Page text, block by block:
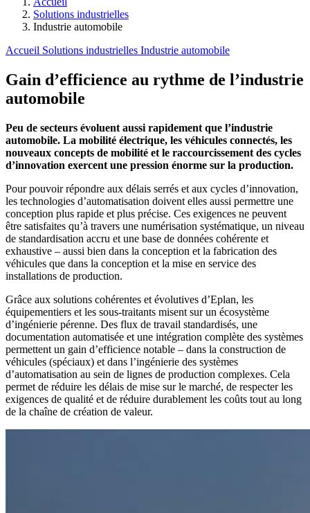
Solutions industrielles
Industrie automobile
Accueil Solutions industrielles Industrie automobile
Gain d’efficience au rythme de l’industrie
automobile
Peu de secteurs évoluent aussi rapidement que l’industrie
automobile. La mobilité électrique, les véhicules connectés, les
nouveaux concepts de mobilité et le raccourcissement des cycles
d’innovation exercent une pression énorme sur la production.
Pour pouvoir répondre aux délais serrés et aux cycles d’innovation,
les technologies d’automatisation doivent elles aussi permettre une
conception plus rapide et plus précise. Ces exigences ne peuvent
être satisfaites qu’à travers une numérisation systématique, un niveau
de standardisation accru et une base de données cohérente et
exhaustive – aussi bien dans la conception et la fabrication des
véhicules que dans la conception et la mise en service des
installations de production.
Grâce aux solutions cohérentes et évolutives d’Eplan, les
équipementiers et les sous-traitants misent sur un écosystème
d’ingénierie pérenne. Des flux de travail standardisés, une
documentation automatisée et une intégration complète des systèmes
permettent un gain d’efficience notable – dans la construction de
véhicules (spéciaux) et dans l’ingénierie des systèmes
d’automatisation au sein de lignes de production complexes. Cela
permet de réduire les délais de mise sur le marché, de respecter les
exigences de qualité et de réduire durablement les coûts tout au long
de la chaîne de création de valeur.